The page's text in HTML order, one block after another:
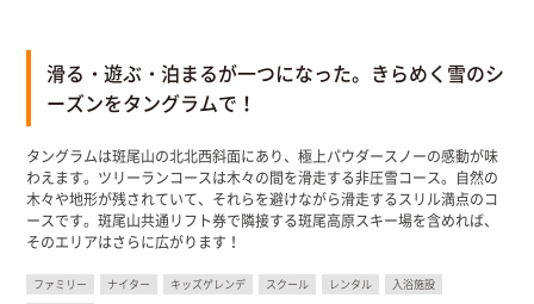
滑る・遊ぶ・泊まるが一つになった。きらめく雪のシ
ーズンをタングラムで！
タングラムは斑尾山の北北西斜面にあり、極上パウダースノーの感動が味
わえます。ツリーランコースは木々の間を滑走する非圧雪コース。自然の
木々や地形が残されていて、それらを避けながら滑走するスリル満点のコ
ースです。斑尾山共通リフト券で隣接する斑尾高原スキー場を含めれば、
そのエリアはさらに広がります！
ファミリー ナイター キッズゲレンデ スクール レンタル
入浴施設